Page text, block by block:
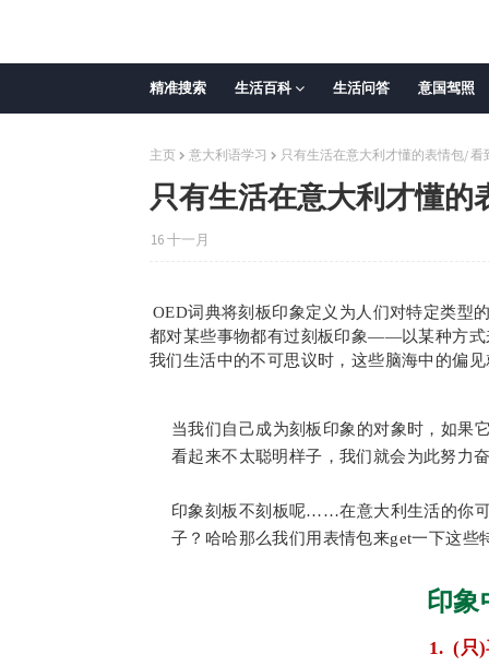
精准搜索 生活百科 生活问答 意国驾照
主页 意大利语学习 只有生活在意大利才懂的表情包/ 看
只有生活在意大利才懂
16 十一月
OED词典将刻板印象定义为人们对特定类型
都对某些事物都有过刻板印象——以某种方式
我们生活中的不可思议时，这些脑海中的偏
当我们自己成为刻板印象的对象时，如果
看起来不太聪明样子，我们就会为此努力
印象刻板不刻板呢……在意大利生活的你
子？哈哈那么我们用表情包来get一下这些
印象
1.(只)